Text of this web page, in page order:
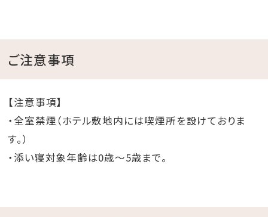
ご注意事項
【注意事項】
・全室禁煙（ホテル敷地内には喫煙所を設けておりま
す。）
・添い寝対象年齢は0歳～5歳まで。